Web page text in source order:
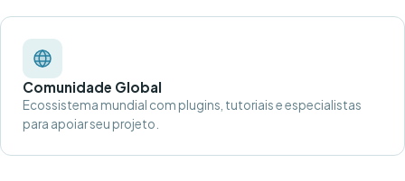
Comunidade Global
Ecossistema mundial com plugins, tutoriais e especialistas
para apoiar seu projeto.